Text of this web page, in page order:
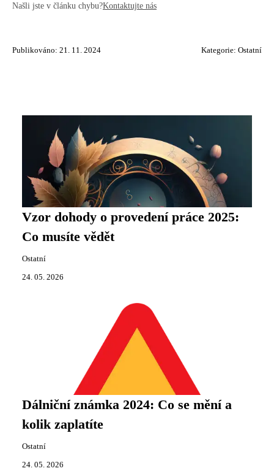
Našli jste v článku chybu?Kontaktujte nás
Publikováno: 21. 11. 2024 Kategorie: Ostatní
Vzor dohody o provedení práce 2025:
Co musíte vědět
Ostatní
24. 05. 2026
Dálniční známka 2024: Co se mění a
kolik zaplatíte
Ostatní
24. 05. 2026